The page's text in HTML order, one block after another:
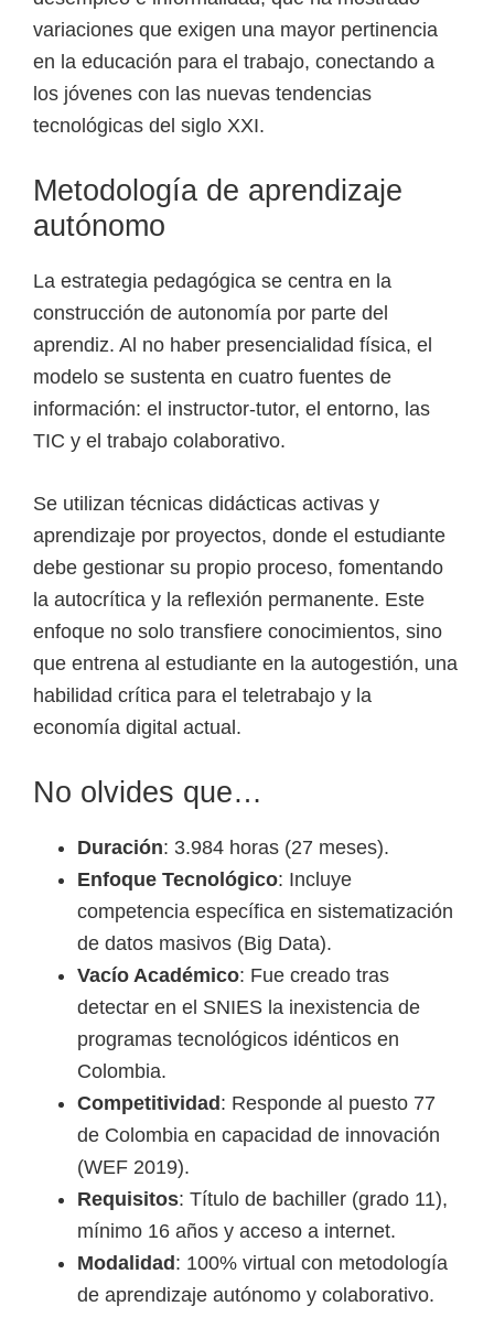
variaciones que exigen una mayor pertinencia
en la educación para el trabajo, conectando a
los jóvenes con las nuevas tendencias
tecnológicas del siglo XXI.
Metodología de aprendizaje
autónomo
La estrategia pedagógica se centra en la
construcción de autonomía por parte del
aprendiz. Al no haber presencialidad física, el
modelo se sustenta en cuatro fuentes de
información: el instructor-tutor, el entorno, las
TIC y el trabajo colaborativo.
Se utilizan técnicas didácticas activas y
aprendizaje por proyectos, donde el estudiante
debe gestionar su propio proceso, fomentando
la autocrítica y la reflexión permanente. Este
enfoque no solo transfiere conocimientos, sino
que entrena al estudiante en la autogestión, una
habilidad crítica para el teletrabajo y la
economía digital actual.
No olvides que…
Duración: 3.984 horas (27 meses).
Enfoque Tecnológico: Incluye
competencia específica en sistematización
de datos masivos (Big Data).
Vacío Académico: Fue creado tras
detectar en el SNIES la inexistencia de
programas tecnológicos idénticos en
Colombia.
Competitividad: Responde al puesto 77
de Colombia en capacidad de innovación
(WEF 2019).
Requisitos: Título de bachiller (grado 11),
mínimo 16 años y acceso a internet.
Modalidad: 100% virtual con metodología
de aprendizaje autónomo y colaborativo.